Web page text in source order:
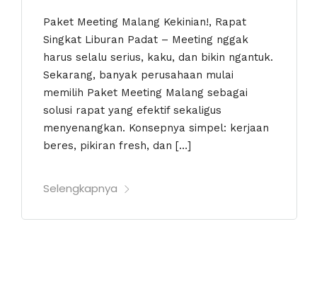
Paket Meeting Malang Kekinian!, Rapat
Singkat Liburan Padat – Meeting nggak
harus selalu serius, kaku, dan bikin ngantuk.
Sekarang, banyak perusahaan mulai
memilih Paket Meeting Malang sebagai
solusi rapat yang efektif sekaligus
menyenangkan. Konsepnya simpel: kerjaan
beres, pikiran fresh, dan […]
Selengkapnya